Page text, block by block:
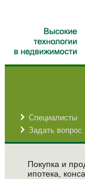
Специалисты
Задать вопрос
Покупка и
ипотека,